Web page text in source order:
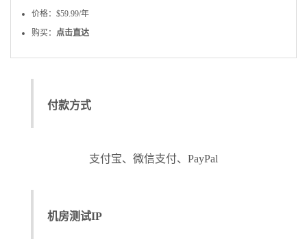
价格：$59.99/年
购买： 点击直达
付款方式
支付宝、微信支付、PayPal
机房测试IP